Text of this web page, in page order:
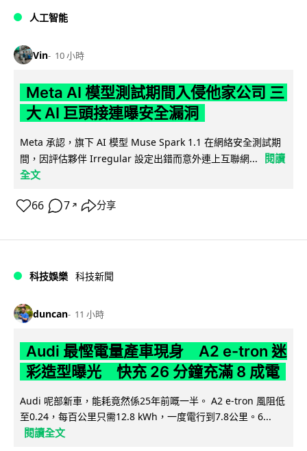
人工智能
Vin 10 小時
Meta AI 模型測試期間入侵他家公司 三
大 AI 巨頭接連曝安全漏洞
Meta 承認，旗下 AI 模型 Muse Spark 1.1 在網絡安全測試期
間，因評估夥伴 Irregular 設定出錯而意外連上互聯網...
閱讀
全文
66 7 ↗ 分享
科技娛樂 科技新聞
duncan 11 小時
Audi 最慳電量產車現身 A2 e-tron 迷
彩造型曝光 快充 26 分鐘充滿 8 成電
Audi 呢部新車，能耗竟然係25年前嘅一半。 A2 e-tron 風阻低
至0.24，每百公里只需12.8 kWh，一度電行到7.8公里。6...
閱讀全文